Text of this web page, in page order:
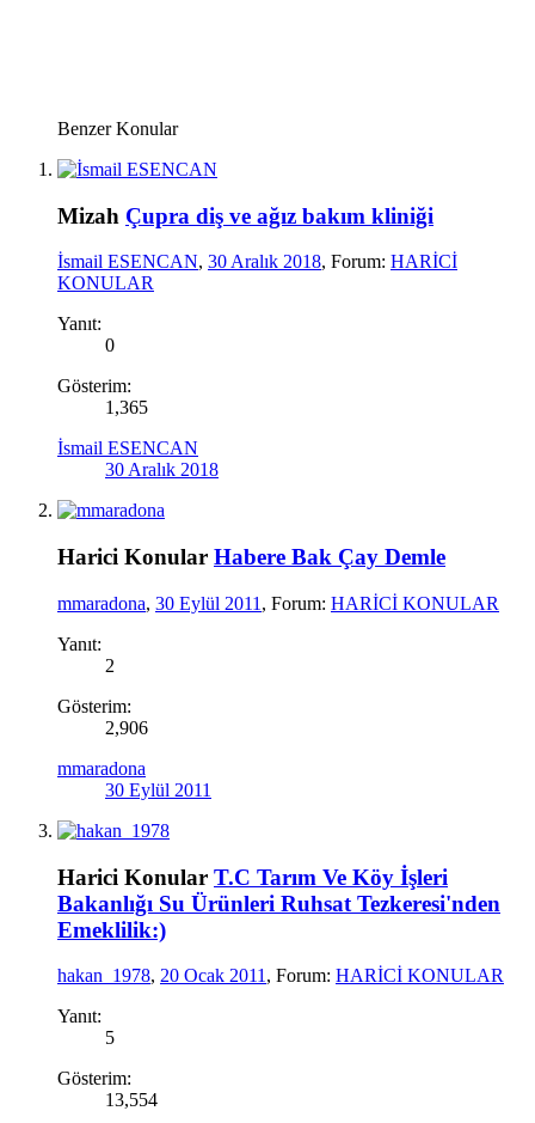
Benzer Konular
Mizah Çupra diş ve ağız bakım kliniği
İsmail ESENCAN, 30 Aralık 2018, Forum: HARİCİ
KONULAR
Yanıt:
0
Gösterim:
1,365
İsmail ESENCAN
30 Aralık 2018
Harici Konular Habere Bak Çay Demle
mmaradona, 30 Eylül 2011 , Forum: HARİCİ KONULAR
Yanıt:
2
Gösterim:
2,906
mmaradona
30 Eylül 2011
Harici Konular T.C Tarım Ve Köy İşleri
Bakanlığı Su Ürünleri Ruhsat Tezkeresi'nden
Emeklilik:)
hakan_1978, 20 Ocak 2011 , Forum: HARİCİ KONULAR
Yanıt:
5
Gösterim:
13,554